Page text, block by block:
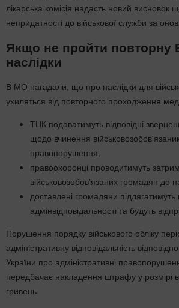
лікарська комісія надасть новий висновок
непридатності до військової служби за
Якщо не пройти повторну
наслідки
В МО нагадали, що про наслідки для
ухиляться від повторного проходження
ТЦК подаватимуть відповідні
щодо вчинення
правопорушення,
правоохоронці проводитимуть
військовозобов'язаних громадян до
доставлені громадяни
адмінвідповідальності та будуть
Порушення порядку військового обліку
адміністративну відповідальність
України про адміністративні
передбачає накладення штрафу у розмірі
гривень.